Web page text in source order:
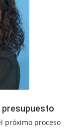
presupuesto
próximo proceso